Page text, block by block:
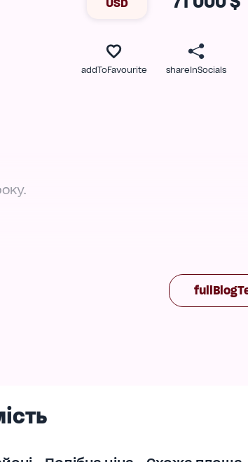
USD
addToFavourite shareInSocials
через дорогу парк